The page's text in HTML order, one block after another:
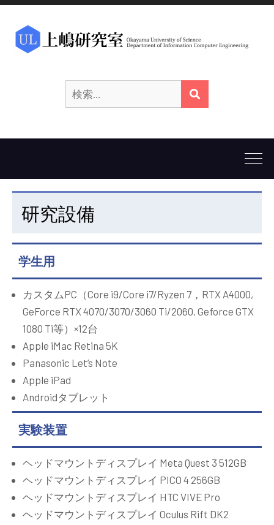
索:
研究設備
学生用
カスタムPC（Core i9/Core i7/Ryzen 7，RTX A4000,
GeForce RTX 4070/3070/3060 Ti/2060, Geforce GTX
1080 Ti等）×12台
Apple iMac Retina 5K
Panasonic Let’s Note
Apple iPad
Androidタブレット
実験装置
ヘッドマウントディスプレイ Meta Quest 3 512GB
ヘッドマウントディスプレイ PICO 4 256GB
ヘッドマウントディスプレイ HTC VIVE Pro
ヘッドマウントディスプレイ Oculus Rift DK2